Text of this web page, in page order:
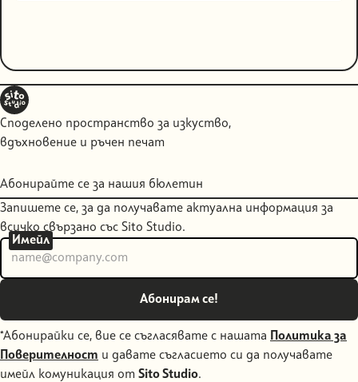
Споделено пространство за изкуство,
вдъхновение и ръчен печат
Абонирайте се за нашия бюлетин
Запишете се, за да получавате актуална информация за
всичко свързано със Sito Studio.
Имейл
*Абонирайки се, вие се съгласявате с нашата
Политика за
Поверителност и давате съгласието си да получавате
имейл комуникация от Sito Studio.